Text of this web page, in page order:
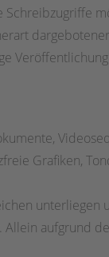
Grafiken,
unterliegen
aufgrund